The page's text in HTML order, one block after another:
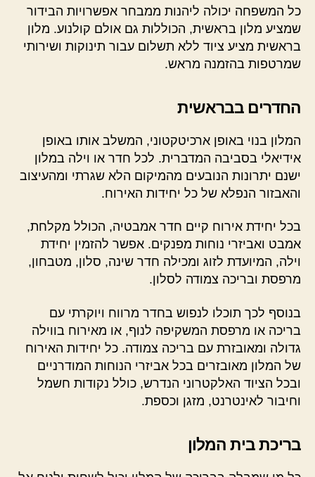
כל המשפחה יכולה ליהנות ממבחר אפשרויות הבידור
שמציע מלון בראשית, הכוללות גם אולם קולנוע. מלון
בראשית מציע ציוד ללא תשלום עבור תינוקות ושירותי
שמרטפות בהזמנה מראש.
החדרים בבראשית
המלון בנוי באופן ארכיטקטוני, המשלב אותו באופן
אידיאלי בסביבה המדברית. לכל חדר או וילה במלון
ישנם יתרונות הנובעים מהמיקום הלא שגרתי ומהעיצוב
והאבזור הנפלא של כל יחידות האירוח.
בכל יחידת אירוח קיים חדר אמבטיה, הכולל מקלחת,
אמבט ואביזרי נוחות מפנקים. אפשר להזמין יחידת
וילה, המיועדת לזוג ומכילה חדר שינה, סלון, מטבחון,
מרפסת ובריכה צמודה לסלון.
בנוסף לכך תוכלו לנפוש בחדר מרווח ויוקרתי עם
בריכה או מרפסת המשקיפה לנוף, או מאירוח בווילה
גדולה ומאובזרת עם בריכה צמודה. כל יחידות האירוח
של המלון מאובזרים בכל אביזרי הנוחות המודרניים
ובכל הציוד האלקטרוני הנדרש, כולל נקודות חשמל
וחיבור לאינטרנט, מזגן וכספת.
בריכת בית המלון